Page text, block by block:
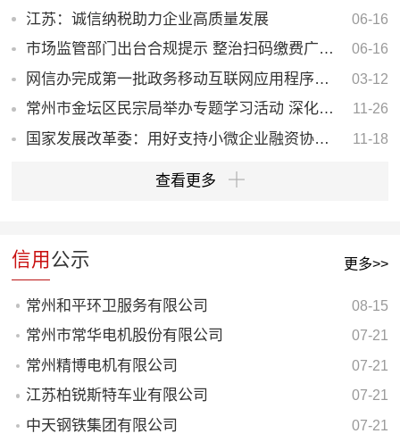
江苏：诚信纳税助力企业高质量发展 06-16
市场监管部门出台合规提示 整治扫码缴费广告问题 06-16
网信办完成第一批政务移动互联网应用程序备案 03-12
常州市金坛区民宗局举办专题学习活动 深化诚信理念 推进信用体系建设 11-26
国家发展改革委：用好支持小微企业融资协调工作机制 11-18
查看更多
信用 公示 更多>>
常州和平环卫服务有限公司 08-15
常州市常华电机股份有限公司 07-21
常州精博电机有限公司 07-21
江苏柏锐斯特车业有限公司 07-21
中天钢铁集团有限公司 07-21